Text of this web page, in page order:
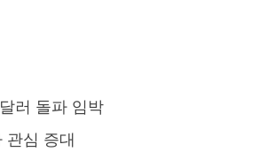
러 돌파 임박
관심 증대